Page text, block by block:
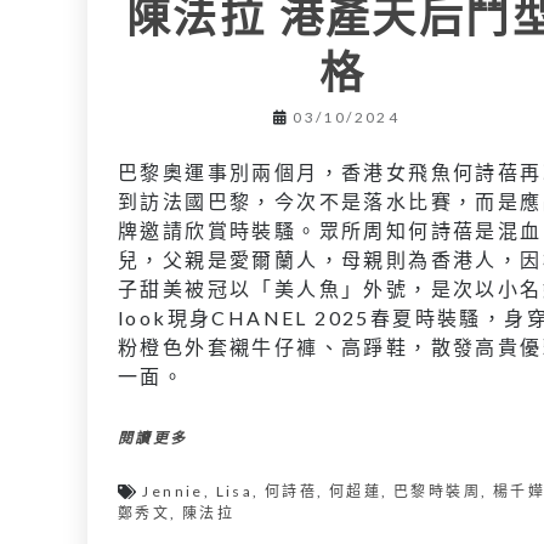
陳法拉 港產天后鬥
格
03/10/2024
巴黎奧運事別兩個月，香港女飛魚何詩蓓再
到訪法國巴黎，今次不是落水比賽，而是應
牌邀請欣賞時裝騷。眾所周知何詩蓓是混血
兒，父親是愛爾蘭人，母親則為香港人，
子甜美被冠以「美人魚」外號，是次以小名
look現身CHANEL 2025春夏時裝騷，身穿
粉橙色外套襯牛仔褲、高踭鞋，散發高貴優
一面。
閱讀更多
Jennie , Lisa,何詩蓓,何超蓮, 巴黎時裝周, 楊千
鄭秀文, 陳法拉